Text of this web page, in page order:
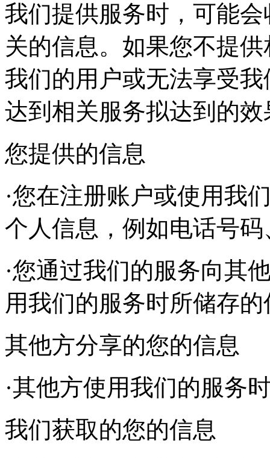
我们提供服务时，可能
关的信息。如果您不提
我们的用户或无法享受
达到相关服务拟达到的效
您提供的信息
·您在注册账户或使用我
个人信息，例如电话号
·您通过我们的服务向其
用我们的服务时所储存
其他方分享的您的信息
·其他方使用我们的服务
我们获取的您的信息